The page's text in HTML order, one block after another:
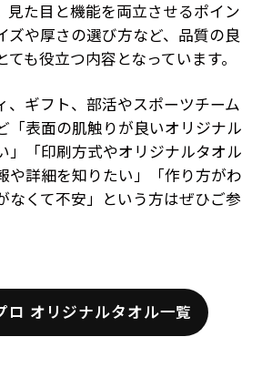
見た目と機能を両立させるポイン
ズや厚さの選び方など、品質の良
も役立つ内容となっています。
、ギフト、部活やスポーツチーム
「表面の肌触りが良いオリジナル
」「印刷方式やオリジナルタオル
や詳細を知りたい」「作り方がわ
なくて不安」という方はぜひご参
ロ オリジナルタオル一覧